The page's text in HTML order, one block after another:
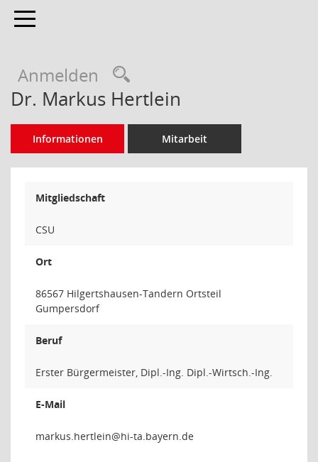
Toggle navigation
Anmelden Rechercheauswahl
Dr. Markus Hertlein
Informationen Mitarbeit
Mitgliedschaft
CSU
Ort
86567 Hilgertshausen-Tandern Ortsteil
Gumpersdorf
Beruf
Erster Bürgermeister, Dipl.-Ing. Dipl.-Wirtsch.-Ing.
E-Mail
nieltre